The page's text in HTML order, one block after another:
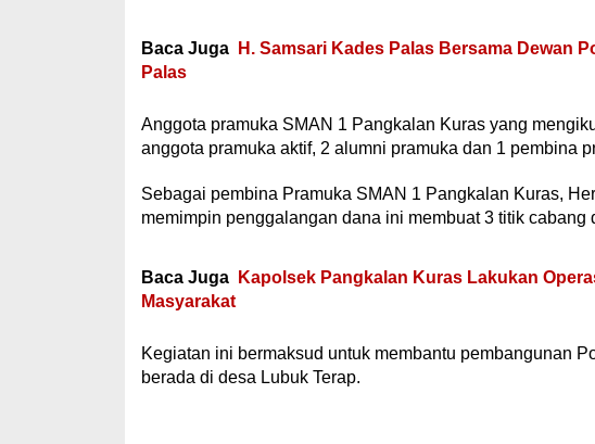
Baca Juga
H. Samsari Kades Palas Bersama Dewan
Palas
Anggota pramuka SMAN 1 Pangkalan Kuras yang
anggota pramuka aktif, 2 alumni pramuka dan 1 pembina
Sebagai pembina Pramuka SMAN 1 Pangkalan Kuras,
memimpin penggalangan dana ini membuat 3 titik cabang
Baca Juga
Kapolsek Pangkalan Kuras Lakukan
Masyarakat
Kegiatan ini bermaksud untuk membantu pembangunan
berada di desa Lubuk Terap.